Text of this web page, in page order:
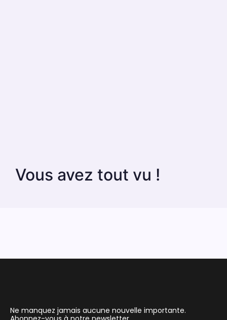
Vous avez tout vu !
Ne manquez jamais aucune nouvelle importante.